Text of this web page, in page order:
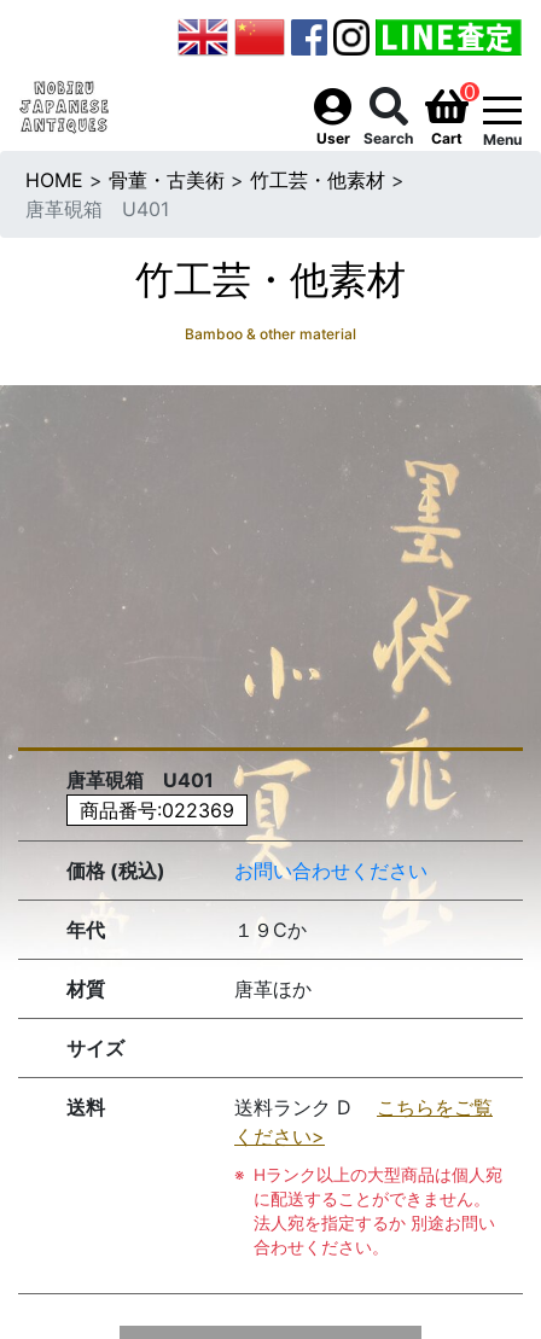
User Search
0
Cart Menu
HOME > 骨董・古美術 > 竹工芸・他素材 >
唐革硯箱 U401
竹工芸・他素材
Bamboo & other material
唐革硯箱 U401
商品番号:022369
価格 (税込) お問い合わせください
年代 １９Cか
材質 唐革ほか
サイズ
送料 送料ランク D こちらをご覧
ください>
Hランク以上の大型商品は個人宛
に配送することができません。
法人宛を指定するか 別途お問い
合わせください。